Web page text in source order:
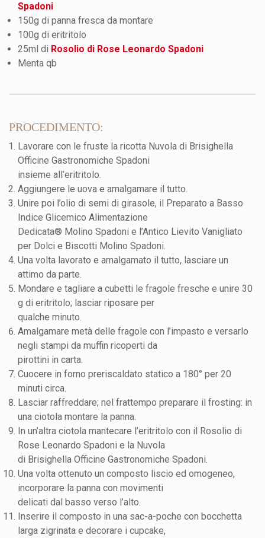
Spadoni
150g di panna fresca da montare
100g di eritritolo
25ml di Rosolio di Rose Leonardo Spadoni
Menta qb
PROCEDIMENTO:
Lavorare con le fruste la ricotta Nuvola di Brisighella
Officine Gastronomiche Spadoni
insieme all’eritritolo.
Aggiungere le uova e amalgamare il tutto.
Unire poi l’olio di semi di girasole, il Preparato a Basso
Indice Glicemico Alimentazione
Dedicata® Molino Spadoni e l’Antico Lievito Vanigliato
per Dolci e Biscotti Molino Spadoni.
Una volta lavorato e amalgamato il tutto, lasciare un
attimo da parte.
Mondare e tagliare a cubetti le fragole fresche e unire 30
g di eritritolo; lasciar riposare per
qualche minuto.
Amalgamare metà delle fragole con l’impasto e versarlo
negli stampi da muffin ricoperti da
pirottini in carta.
Cuocere in forno preriscaldato statico a 180° per 20
minuti circa.
Lasciar raffreddare; nel frattempo preparare il frosting: in
una ciotola montare la panna.
In un’altra ciotola mantecare l’eritritolo con il Rosolio di
Rose Leonardo Spadoni e la Nuvola
di Brisighella Officine Gastronomiche Spadoni.
Una volta ottenuto un composto liscio ed omogeneo,
incorporare la panna con movimenti
delicati dal basso verso l’alto.
Inserire il composto in una sac-a-poche con bocchetta
larga zigrinata e decorare i cupcake,